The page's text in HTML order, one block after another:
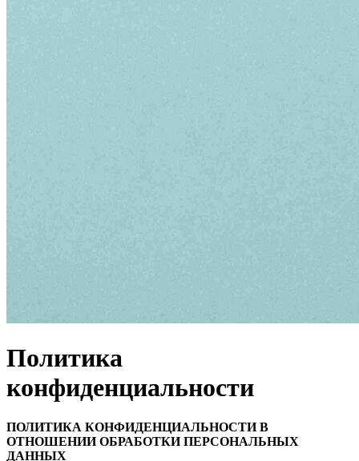
Политика
конфиденциальности
ПОЛИТИКА КОНФИДЕНЦИАЛЬНОСТИ В
ОТНОШЕНИИ ОБРАБОТКИ ПЕРСОНАЛЬНЫХ
ДАННЫХ